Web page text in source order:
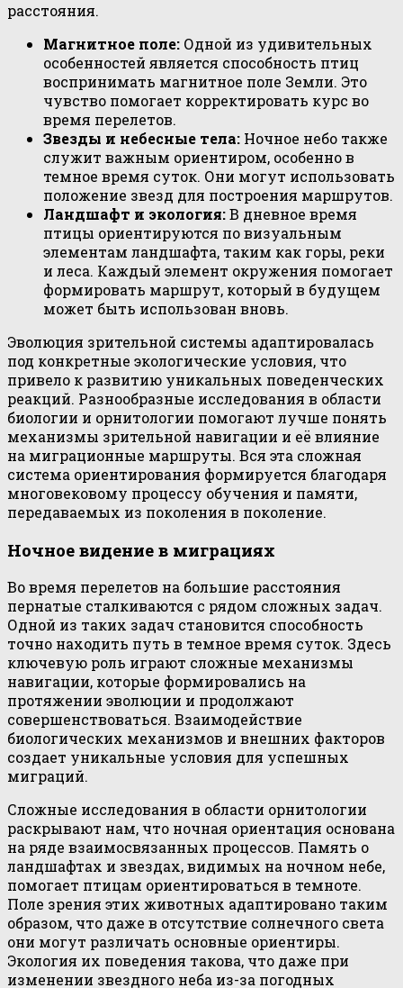
расстояния.
Магнитное поле: Одной из удивительных
особенностей является способность птиц
воспринимать магнитное поле Земли. Это
чувство помогает корректировать курс во
время перелетов.
Звезды и небесные тела: Ночное небо также
служит важным ориентиром, особенно в
темное время суток. Они могут использовать
положение звезд для построения маршрутов.
Ландшафт и экология:В дневное время
птицы ориентируются по визуальным
элементам ландшафта, таким как горы, реки
и леса. Каждый элемент окружения помогает
формировать маршрут, который в будущем
может быть использован вновь.
Эволюция зрительной системы адаптировалась
под конкретные экологические условия, что
привело к развитию уникальных поведенческих
реакций. Разнообразные исследования в области
биологии и орнитологии помогают лучше понять
механизмы зрительной навигации и её влияние
на миграционные маршруты. Вся эта сложная
система ориентирования формируется благодаря
многовековому процессу обучения и памяти,
передаваемых из поколения в поколение.
Ночное видение в миграциях
Во время перелетов на большие расстояния
пернатые сталкиваются с рядом сложных задач.
Одной из таких задач становится способность
точно находить путь в темное время суток. Здесь
ключевую роль играют сложные механизмы
навигации, которые формировались на
протяжении эволюции и продолжают
совершенствоваться. Взаимодействие
биологических механизмов и внешних факторов
создает уникальные условия для успешных
миграций.
Сложные исследования в области орнитологии
раскрывают нам, что ночная ориентация основана
на ряде взаимосвязанных процессов. Память о
ландшафтах и звездах, видимых на ночном небе,
помогает птицам ориентироваться в темноте.
Поле зрения этих животных адаптировано таким
образом, что даже в отсутствие солнечного света
они могут различать основные ориентиры.
Экология их поведения такова, что даже при
изменении звездного неба из-за погодных